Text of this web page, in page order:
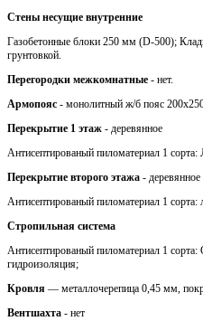
Стены несущие внутренние
Газобетонные блоки 250 мм (D-500);
грунтовкой.
Перегородки межкомнатные - нет.
Армопояс - монолитный ж/б пояс
Перекрытие 1 этаж - деревянное
Антисептированый пиломатериал 1
Перекрытие второго этажа - деревянное
Антисептированый пиломатериал 1
Стропильная система
Антисептированый пиломатериал 1
гидроизоляция;
Кровля — металлочерепица 0,45 мм,
Вентшахта - нет